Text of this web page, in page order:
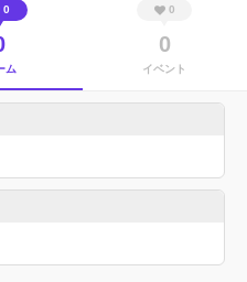
0
ム
0
0
イベント